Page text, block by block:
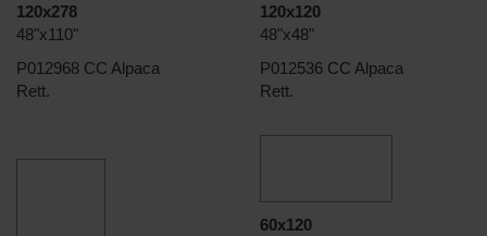
120x278
48"x110"
P012968 CC Alpaca
Rett.
120x120
48"x48"
P012536 CC Alpaca
Rett.
60x120